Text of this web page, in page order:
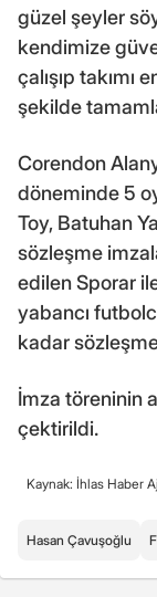
güzel şeyler
kendimize
çalışıp takımı
şekilde
Corendon
döneminde 5
Toy, Batuhan
sözleşme
edilen Sporar
yabancı
kadar
İmza töreninin
çektirildi.
Kaynak: İhlas Haber
Hasan Çavuşoğlu